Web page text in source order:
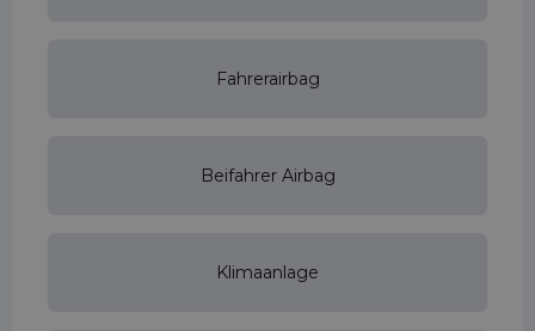
Fahrerairbag
Beifahrer Airbag
Klimaanlage